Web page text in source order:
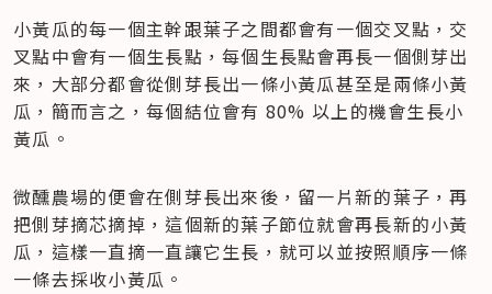
小黃瓜的每一個主幹跟葉子之間都會有一個交叉點，交
叉點中會有一個生長點，每個生長點會再長一個側芽出
來，大部分都會從側芽長出一條小黃瓜甚至是兩條小黃
瓜，簡而言之，每個結位會有 80% 以上的機會生長小
黃瓜。
微醺農場的便會在側芽長出來後，留一片新的葉子，再
把側芽摘芯摘掉，這個新的葉子節位就會再長新的小黃
瓜，這樣一直摘一直讓它生長，就可以並按照順序一條
一條去採收小黃瓜。